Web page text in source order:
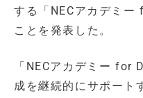
する「NECアカデミー
ことを発表した。
「NECアカデミー for
成を継続的にサポート